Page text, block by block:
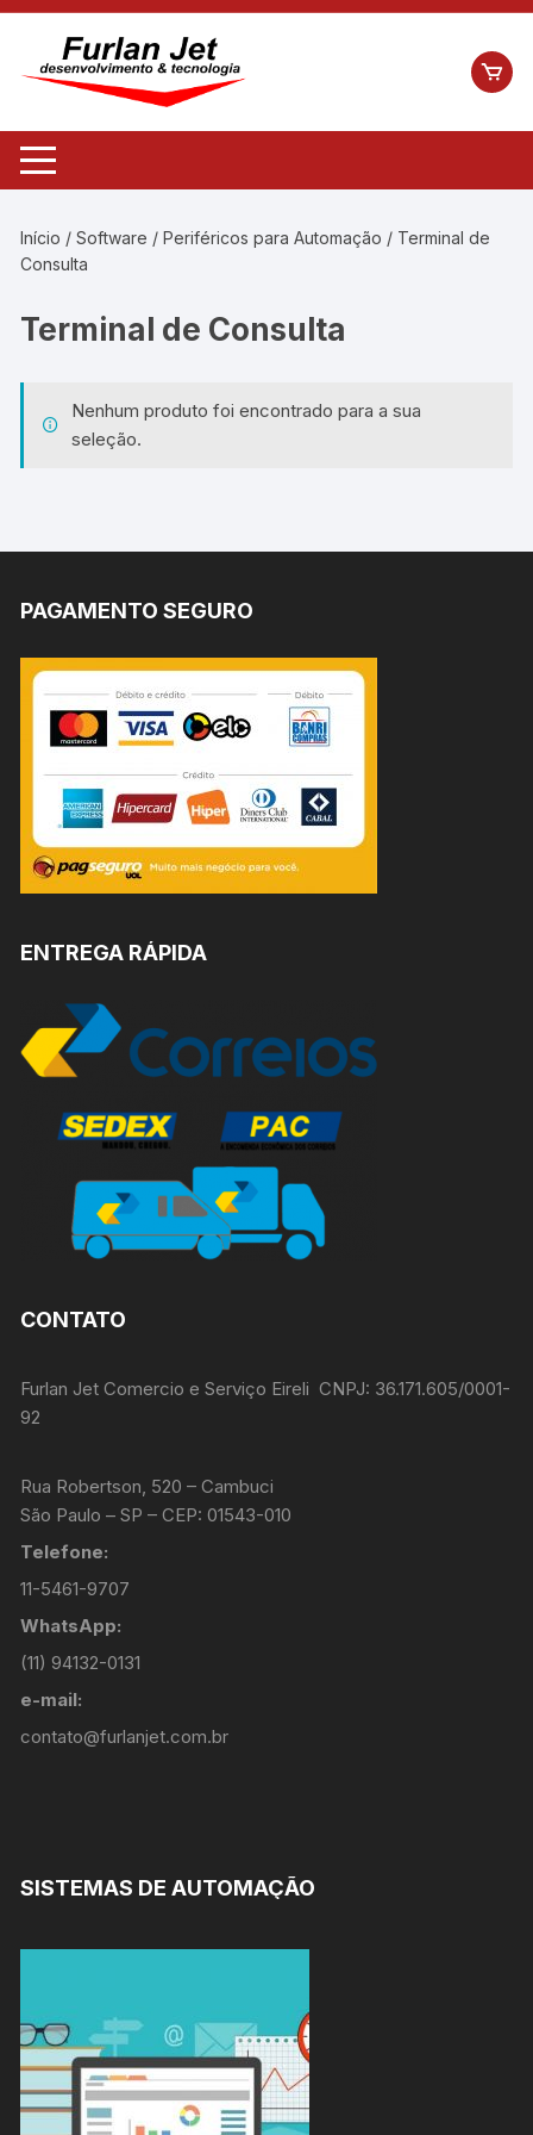
Pular
Início /Software /Periféricos para Automação / Terminal de
Consulta
Terminal de Consulta
Nenhum produto foi encontrado para a sua
seleção.
PAGAMENTO SEGURO
ENTREGA RÁPIDA
CONTATO
Furlan Jet Comercio e Serviço Eireli CNPJ: 36.171.605/0001-
92
Rua Robertson, 520 – Cambuci
São Paulo – SP – CEP: 01543-010
Telefone:
11-5461-9707
WhatsApp:
(11) 94132-0131
e-mail:
contato@furlanjet.com.br
SISTEMAS DE AUTOMAÇÃO